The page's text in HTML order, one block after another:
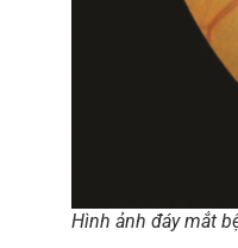
Hình ảnh đáy mắt